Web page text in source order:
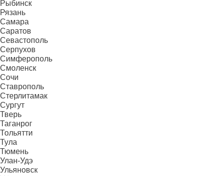
Рыбинск
Рязань
Самара
Саратов
Севастополь
Серпухов
Симферополь
Смоленск
Сочи
Ставрополь
Стерлитамак
Сургут
Тверь
Таганрог
Тольятти
Тула
Тюмень
Улан-Удэ
Ульяновск